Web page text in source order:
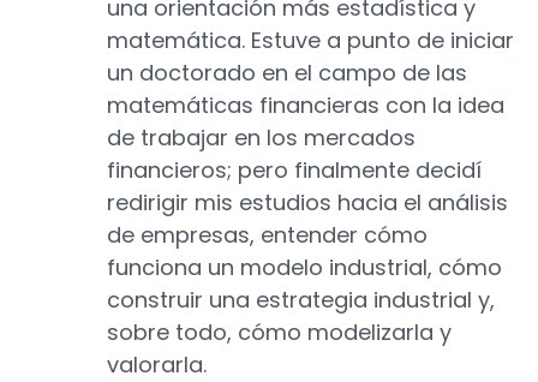
una orientación más estadística y
matemática. Estuve a punto de iniciar
un doctorado en el campo de las
matemáticas financieras con la idea
de trabajar en los mercados
financieros; pero finalmente decidí
redirigir mis estudios hacia el análisis
de empresas, entender cómo
funciona un modelo industrial, cómo
construir una estrategia industrial y,
sobre todo, cómo modelizarla y
valorarla.